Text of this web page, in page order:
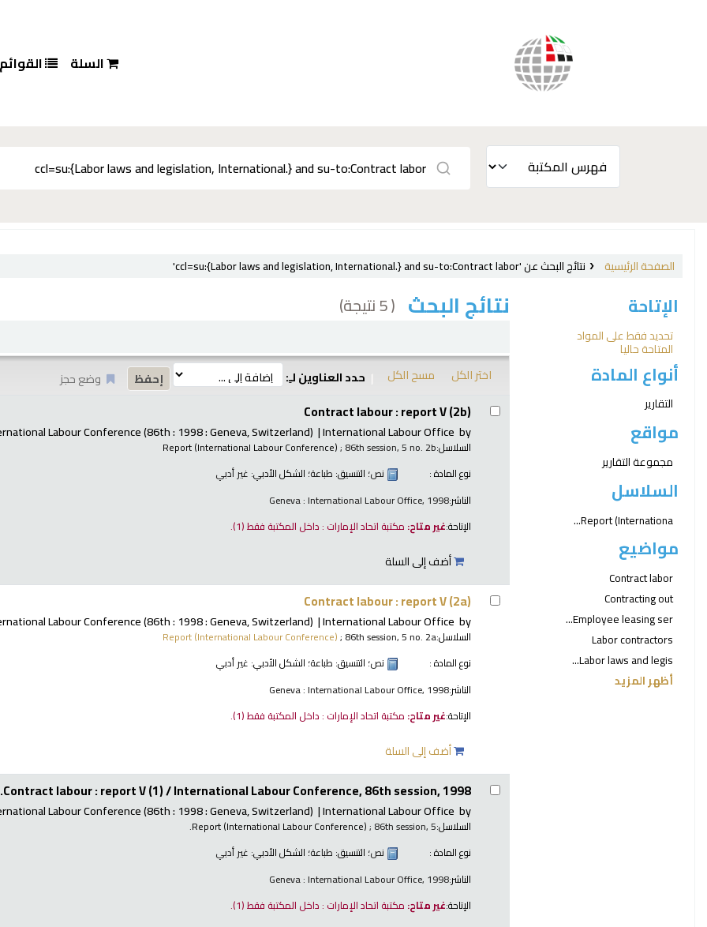
السلة القوائم
الصفحة الرئيسية نتائج البحث عن 'ccl=su:{Labor laws and legislation, International.} and su-to:Contract labor'
الإتاحة
تحديد فقط على المواد
المتاحة حاليا
أنواع المادة
التقارير
مواقع
مجموعة التقارير
السلاسل
Report (Internationa...
مواضيع
Contract labor
Contracting out
Employee leasing ser...
Labor contractors
Labor laws and legis...
أظهر المزيد
نتائج البحث ( 5 نتيجة)
اختر الكل مسح الكل حدد العناوين لـِ: وضع حجز
نتائج Contract labour : report V (2b)
by
International Labour Office
Labour Conference(86th : 1998 : Geneva, Switzerland)
السلاسل: Report (International Labour Conference); 86th session, 5 no. 2b
نوع المادة :
نص؛ التنسيق: طباعة؛ الشكل الأدبي: غير أدبي
الناشر:Geneva : International Labour Office, 1998
الإتاحة:غير متاح: مكتبة اتحاد الإمارات : داخل المكتبة فقط(1).
أضف إلى السلة
Contract labour : report V (2a)
by
International Labour Office
Labour Conference(86th : 1998 : Geneva, Switzerland)
السلاسل: Report (International Labour Conference); 86th session, 5 no. 2a
نوع المادة :
نص؛ التنسيق: طباعة؛ الشكل الأدبي: غير أدبي
الناشر:Geneva : International Labour Office, 1998
الإتاحة:غير متاح: مكتبة اتحاد الإمارات : داخل المكتبة فقط(1).
أضف إلى السلة
Contract labour : report V (1) /International Labour Conference, 86th session, 1998.
by
International Labour Office
Labour Conference(86th : 1998 : Geneva, Switzerland)
السلاسل: Report (International Labour Conference); 86th session, 5.
نوع المادة :
نص؛ التنسيق: طباعة؛ الشكل الأدبي: غير أدبي
الناشر:Geneva : International Labour Office, 1998
الإتاحة:غير متاح: مكتبة اتحاد الإمارات : داخل المكتبة فقط(1).